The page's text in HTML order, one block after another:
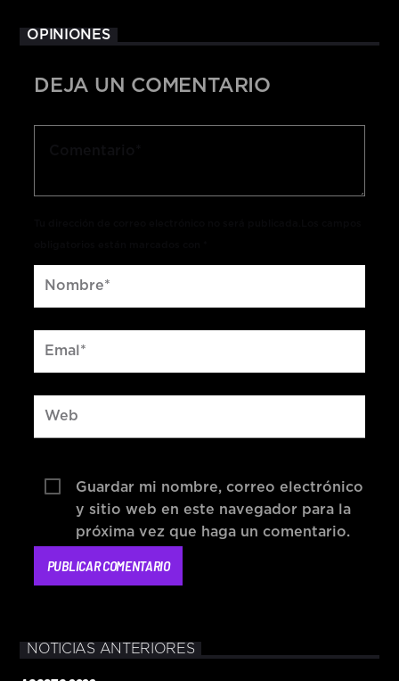
OPINIONES
DEJA UN COMENTARIO
Guardar mi nombre, correo electrónico
y sitio web en este navegador para la
próxima vez que haga un comentario.
NOTICIAS ANTERIORES